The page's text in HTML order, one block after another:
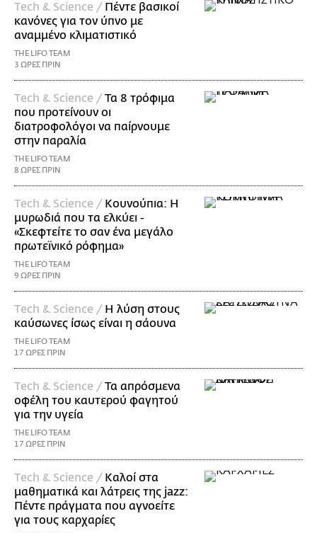
Τech & Science / Πέντε βασικοί
κανόνες για τον ύπνο με
αναμμένο κλιματιστικό
THE LIFO TEAM
3 ΩΡΕΣ ΠΡΙΝ
Τech & Science /Τα 8 τρόφιμα
που προτείνουν οι
διατροφολόγοι να παίρνουμε
στην παραλία
THE LIFO TEAM
8 ΩΡΕΣ ΠΡΙΝ
Τech & Science / Κουνούπια: Η
μυρωδιά που τα ελκύει -
«Σκεφτείτε το σαν ένα μεγάλο
πρωτεϊνικό ρόφημα»
THE LIFO TEAM
9 ΩΡΕΣ ΠΡΙΝ
Τech & Science / Η λύση στους
καύσωνες ίσως είναι η σάουνα
THE LIFO TEAM
17 ΩΡΕΣ ΠΡΙΝ
Τech & Science /Τα απρόσμενα
οφέλη του καυτερού φαγητού
για την υγεία
THE LIFO TEAM
17 ΩΡΕΣ ΠΡΙΝ
Τech & Science / Καλοί στα
μαθηματικά και λάτρεις της jazz:
Πέντε πράγματα που αγνοείτε
για τους καρχαρίες